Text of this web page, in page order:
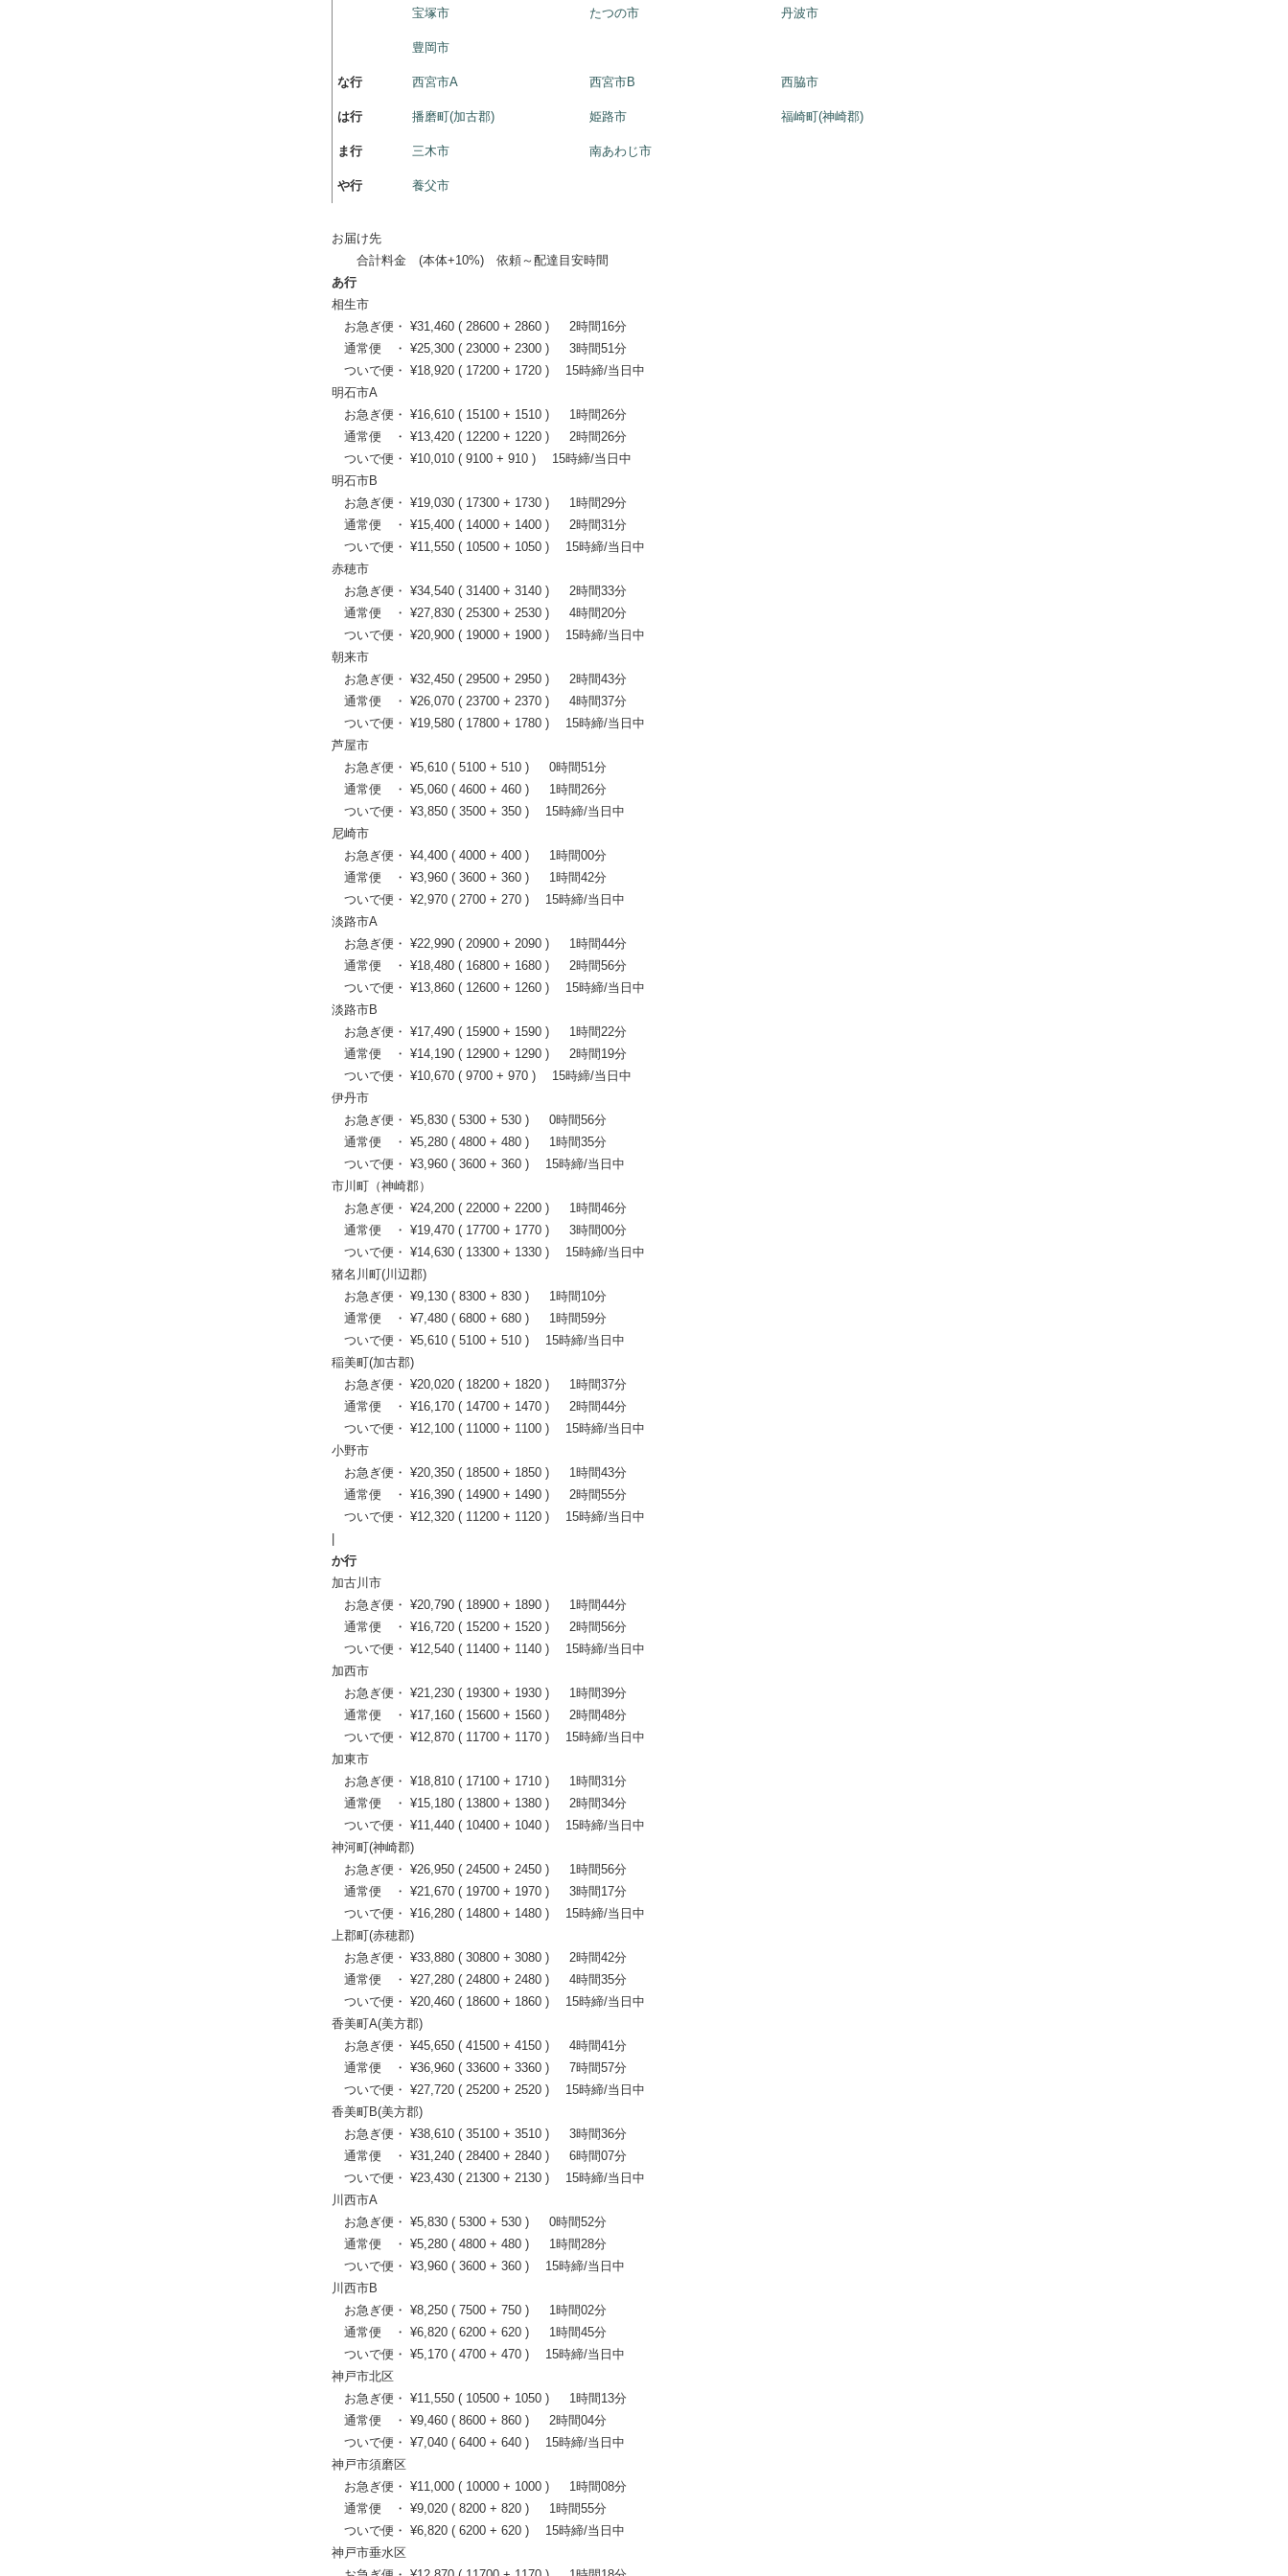
宝塚市 たつの市 丹波市
豊岡市
な行 西宮市A 西宮市B 西脇市
は行 播磨町(加古郡) 姫路市 福崎町(神崎郡)
ま行 三木市 南あわじ市
や行 養父市
お届け先
合計料金 (本体+10%) 依頼～配達目安時間
あ行
相生市
お急ぎ便・ ¥31,460 ( 28600 + 2860 ) 2時間16分
通常便 ・ ¥25,300 ( 23000 + 2300 ) 3時間51分
ついで便・ ¥18,920 ( 17200 + 1720 ) 15時締/当日中
明石市A
お急ぎ便・ ¥16,610 ( 15100 + 1510 ) 1時間26分
通常便 ・ ¥13,420 ( 12200 + 1220 ) 2時間26分
ついで便・ ¥10,010 ( 9100 + 910 ) 15時締/当日中
明石市B
お急ぎ便・ ¥19,030 ( 17300 + 1730 ) 1時間29分
通常便 ・ ¥15,400 ( 14000 + 1400 ) 2時間31分
ついで便・ ¥11,550 ( 10500 + 1050 ) 15時締/当日中
赤穂市
お急ぎ便・ ¥34,540 ( 31400 + 3140 ) 2時間33分
通常便 ・ ¥27,830 ( 25300 + 2530 ) 4時間20分
ついで便・ ¥20,900 ( 19000 + 1900 ) 15時締/当日中
朝来市
お急ぎ便・ ¥32,450 ( 29500 + 2950 ) 2時間43分
通常便 ・ ¥26,070 ( 23700 + 2370 ) 4時間37分
ついで便・ ¥19,580 ( 17800 + 1780 ) 15時締/当日中
芦屋市
お急ぎ便・ ¥5,610 ( 5100 + 510 ) 0時間51分
通常便 ・ ¥5,060 ( 4600 + 460 ) 1時間26分
ついで便・ ¥3,850 ( 3500 + 350 ) 15時締/当日中
尼崎市
お急ぎ便・ ¥4,400 ( 4000 + 400 ) 1時間00分
通常便 ・ ¥3,960 ( 3600 + 360 ) 1時間42分
ついで便・ ¥2,970 ( 2700 + 270 ) 15時締/当日中
淡路市A
お急ぎ便・ ¥22,990 ( 20900 + 2090 ) 1時間44分
通常便 ・ ¥18,480 ( 16800 + 1680 ) 2時間56分
ついで便・ ¥13,860 ( 12600 + 1260 ) 15時締/当日中
淡路市B
お急ぎ便・ ¥17,490 ( 15900 + 1590 ) 1時間22分
通常便 ・ ¥14,190 ( 12900 + 1290 ) 2時間19分
ついで便・ ¥10,670 ( 9700 + 970 ) 15時締/当日中
伊丹市
お急ぎ便・ ¥5,830 ( 5300 + 530 ) 0時間56分
通常便 ・ ¥5,280 ( 4800 + 480 ) 1時間35分
ついで便・ ¥3,960 ( 3600 + 360 ) 15時締/当日中
市川町（神崎郡）
お急ぎ便・ ¥24,200 ( 22000 + 2200 ) 1時間46分
通常便 ・ ¥19,470 ( 17700 + 1770 ) 3時間00分
ついで便・ ¥14,630 ( 13300 + 1330 ) 15時締/当日中
猪名川町(川辺郡)
お急ぎ便・ ¥9,130 ( 8300 + 830 ) 1時間10分
通常便 ・ ¥7,480 ( 6800 + 680 ) 1時間59分
ついで便・ ¥5,610 ( 5100 + 510 ) 15時締/当日中
稲美町(加古郡)
お急ぎ便・ ¥20,020 ( 18200 + 1820 ) 1時間37分
通常便 ・ ¥16,170 ( 14700 + 1470 ) 2時間44分
ついで便・ ¥12,100 ( 11000 + 1100 ) 15時締/当日中
小野市
お急ぎ便・ ¥20,350 ( 18500 + 1850 ) 1時間43分
通常便 ・ ¥16,390 ( 14900 + 1490 ) 2時間55分
ついで便・ ¥12,320 ( 11200 + 1120 ) 15時締/当日中
か行
加古川市
お急ぎ便・ ¥20,790 ( 18900 + 1890 ) 1時間44分
通常便 ・ ¥16,720 ( 15200 + 1520 ) 2時間56分
ついで便・ ¥12,540 ( 11400 + 1140 ) 15時締/当日中
加西市
お急ぎ便・ ¥21,230 ( 19300 + 1930 ) 1時間39分
通常便 ・ ¥17,160 ( 15600 + 1560 ) 2時間48分
ついで便・ ¥12,870 ( 11700 + 1170 ) 15時締/当日中
加東市
お急ぎ便・ ¥18,810 ( 17100 + 1710 ) 1時間31分
通常便 ・ ¥15,180 ( 13800 + 1380 ) 2時間34分
ついで便・ ¥11,440 ( 10400 + 1040 ) 15時締/当日中
神河町(神崎郡)
お急ぎ便・ ¥26,950 ( 24500 + 2450 ) 1時間56分
通常便 ・ ¥21,670 ( 19700 + 1970 ) 3時間17分
ついで便・ ¥16,280 ( 14800 + 1480 ) 15時締/当日中
上郡町(赤穂郡)
お急ぎ便・ ¥33,880 ( 30800 + 3080 ) 2時間42分
通常便 ・ ¥27,280 ( 24800 + 2480 ) 4時間35分
ついで便・ ¥20,460 ( 18600 + 1860 ) 15時締/当日中
香美町A(美方郡)
お急ぎ便・ ¥45,650 ( 41500 + 4150 ) 4時間41分
通常便 ・ ¥36,960 ( 33600 + 3360 ) 7時間57分
ついで便・ ¥27,720 ( 25200 + 2520 ) 15時締/当日中
香美町B(美方郡)
お急ぎ便・ ¥38,610 ( 35100 + 3510 ) 3時間36分
通常便 ・ ¥31,240 ( 28400 + 2840 ) 6時間07分
ついで便・ ¥23,430 ( 21300 + 2130 ) 15時締/当日中
川西市A
お急ぎ便・ ¥5,830 ( 5300 + 530 ) 0時間52分
通常便 ・ ¥5,280 ( 4800 + 480 ) 1時間28分
ついで便・ ¥3,960 ( 3600 + 360 ) 15時締/当日中
川西市B
お急ぎ便・ ¥8,250 ( 7500 + 750 ) 1時間02分
通常便 ・ ¥6,820 ( 6200 + 620 ) 1時間45分
ついで便・ ¥5,170 ( 4700 + 470 ) 15時締/当日中
神戸市北区
お急ぎ便・ ¥11,550 ( 10500 + 1050 ) 1時間13分
通常便 ・ ¥9,460 ( 8600 + 860 ) 2時間04分
ついで便・ ¥7,040 ( 6400 + 640 ) 15時締/当日中
神戸市須磨区
お急ぎ便・ ¥11,000 ( 10000 + 1000 ) 1時間08分
通常便 ・ ¥9,020 ( 8200 + 820 ) 1時間55分
ついで便・ ¥6,820 ( 6200 + 620 ) 15時締/当日中
神戸市垂水区